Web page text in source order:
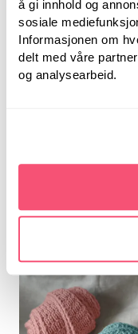
å gi innhold og
sosiale
Informasjonen om
delt med våre
og analysearbeid.
Bystrikk
Miniskjerf Bundle
Du sparer: